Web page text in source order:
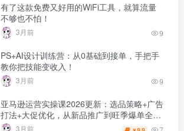
有了这款免费又好用的WiFi工具，就算流量
不够也不怕！
3月前 9
PS+AI设计训练营：从0基础到接单，手把手
教你把技能变收入！
3月前 9
亚马逊运营实操课2026更新：选品策略+广告
打法+大促优化，从新品推广到旺季爆单全链
路
3月前